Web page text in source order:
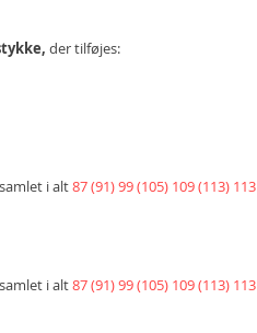
der tilføjes:
i alt87 (91) 99 (105) 109 (113) 113
i alt87 (91) 99 (105) 109 (113) 113